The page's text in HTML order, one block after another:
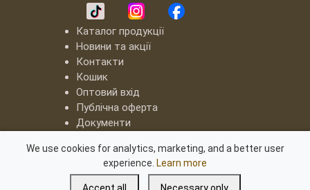
Каталог продукції
Новини та акції
Контакти
Кошик
Оптовий вхід
Публічна оферта
Документи
Серія "8060"
Серія "8022"
Світлодіодні люстри з димером
We use cookies for analytics, marketing, and a better user
experience. Learn more